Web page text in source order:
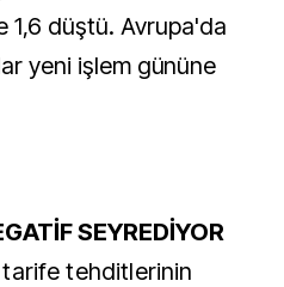
1,6 düştü. Avrupa'da
yeni işlem gününe
SEYREDİYOR
tehditlerinin